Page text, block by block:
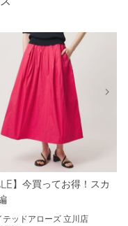
】今買ってお得！スカ
テッドアローズ 立川店